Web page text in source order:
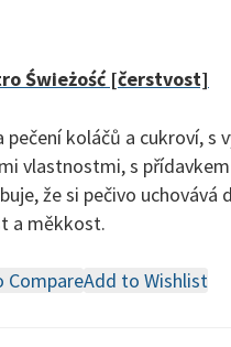
Świeżość [čerstvost]
pečení koláčů a cukroví, s
vlastnostmi, s
že si pečivo uchovává
a měkkost.
CompareAdd to Wishlist